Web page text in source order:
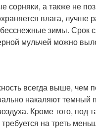
сорняки, а также не
влага, лучше
зимы. Срок
мульчей можно
всегда выше, чем
накаляют темный
Кроме того, под
на треть